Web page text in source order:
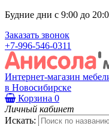
Будние дни с 9:00 до
Заказать звонок
+7-996-546-0311
Интернет-магазин
в Новосибирске
Корзина 0
Личный кабинет
Искать: